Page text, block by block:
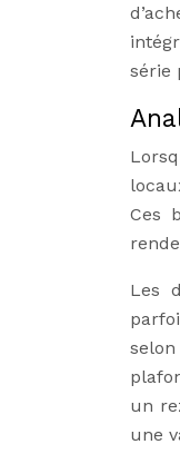
série
Ces
Les
un
une